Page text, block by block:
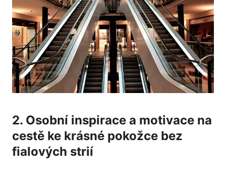
2. Osobní inspirace a motivace na⁤
cestě ke krásné pokožce bez
fialových ⁤strií